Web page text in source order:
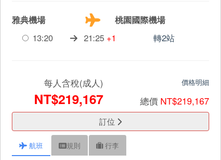
雅典機場
桃園國際機場
13:20
21:25 +1 轉2站
每人含稅(成人)
NT$219,167
價格明細
總價 NT$219,167
訂位
航班 規則 行李